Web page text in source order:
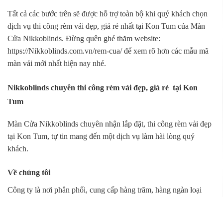
Tất cả các bước trên sẽ được hỗ trợ toàn bộ khi quý khách chọn
dịch vụ thi công rèm vải đẹp, giá rẻ nhất tại Kon Tum của Màn
Cửa Nikkoblinds. Đừng quên ghé thăm website:
https://Nikkoblinds.com.vn/rem-cua/ để xem rõ hơn các mẫu mã
màn vải mới nhất hiện nay nhé.
Nikkoblinds chuyên thi công rèm vải đẹp, giá rẻ tại Kon
Tum
Màn Cửa Nikkoblinds chuyên nhận lắp đặt, thi công rèm vải đẹp
tại Kon Tum, tự tin mang đến một dịch vụ làm hài lòng quý
khách.
Về chúng tôi
Công ty là nơi phân phối, cung cấp hàng trăm, hàng ngàn loại